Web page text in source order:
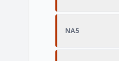
NA5